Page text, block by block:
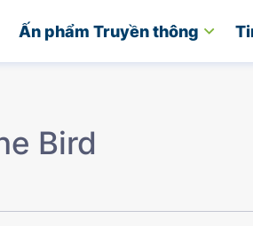
Ấn phẩm Truyền thông
Bird